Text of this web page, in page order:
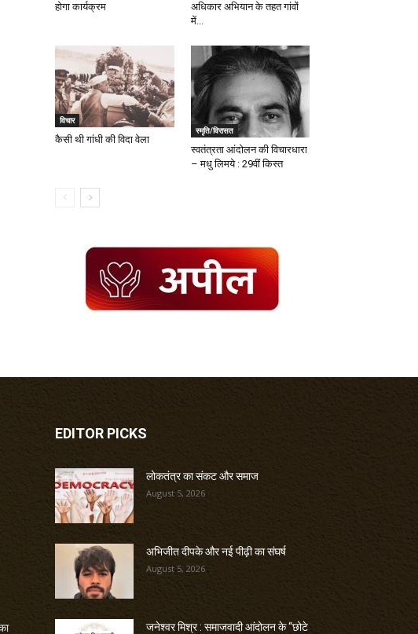
होगा कार्यक्रम
अधिकार अभियान के तहत गांवों
में...
विचार
कैसी थी गांधी की विदा वेला
स्मृति/विरासत
स्वतंत्रता आंदोलन की विचारधारा
– मधु लिमये : 29वीं किस्त
EDITOR PICKS
लोकतंत्र का संकट और समाज
August 5, 2026
अभिजीत दीपके और नई पीढ़ी का संघर्ष
August 5, 2026
जनेश्वर मिश्र : समाजवादी आंदोलन के “छोटे